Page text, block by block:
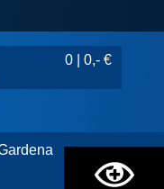
0 | 0,- €